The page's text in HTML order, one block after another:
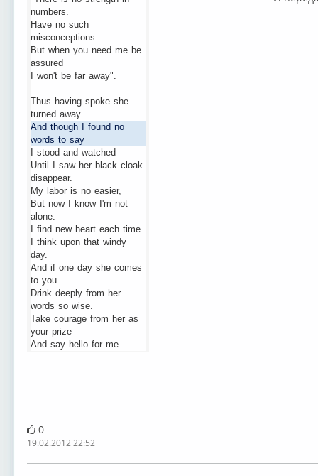
numbers.
Have no such
misconceptions.
But when you need me be
assured
I won't be far away".
Thus having spoke she
turned away
And though I found no
words to say
I stood and watched
Until I saw her black cloak
disappear.
My labor is no easier,
But now I know I'm not
alone.
I find new heart each time
I think upon that windy
day.
And if one day she comes
to you
Drink deeply from her
words so wise.
Take courage from her as
your prize
And say hello for me.
0
19.02.2012 22:52